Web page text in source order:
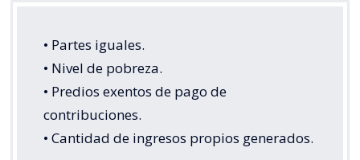
• Partes iguales.
• Nivel de pobreza.
• Predios exentos de pago de
contribuciones.
• Cantidad de ingresos propios generados.